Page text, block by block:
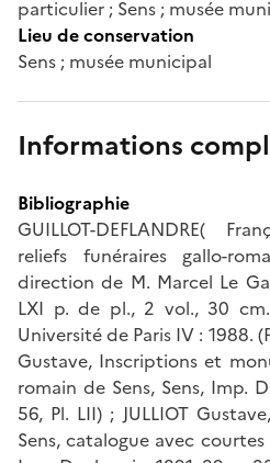
particulier ; Sens ; musée
Lieu de conservation
Sens ; musée municipal
Informations
Bibliographie
GUILLOT-DEFLANDRE(
reliefs funéraires gallo-
direction de M. Marcel Le
LXI p. de pl., 2 vol., 30
Université de Paris IV : 1988.
Gustave, Inscriptions et
romain de Sens, Sens, Imp.
56, Pl. LII) ; JULLIOT
Sens, catalogue avec